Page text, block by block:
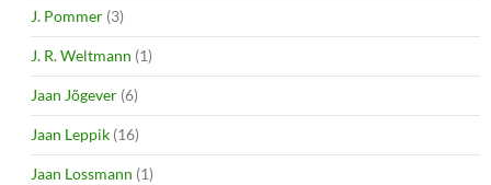
J. Pommer (3)
J. R. Weltmann (1)
Jaan Jõgever (6)
Jaan Leppik (16)
Jaan Lossmann (1)